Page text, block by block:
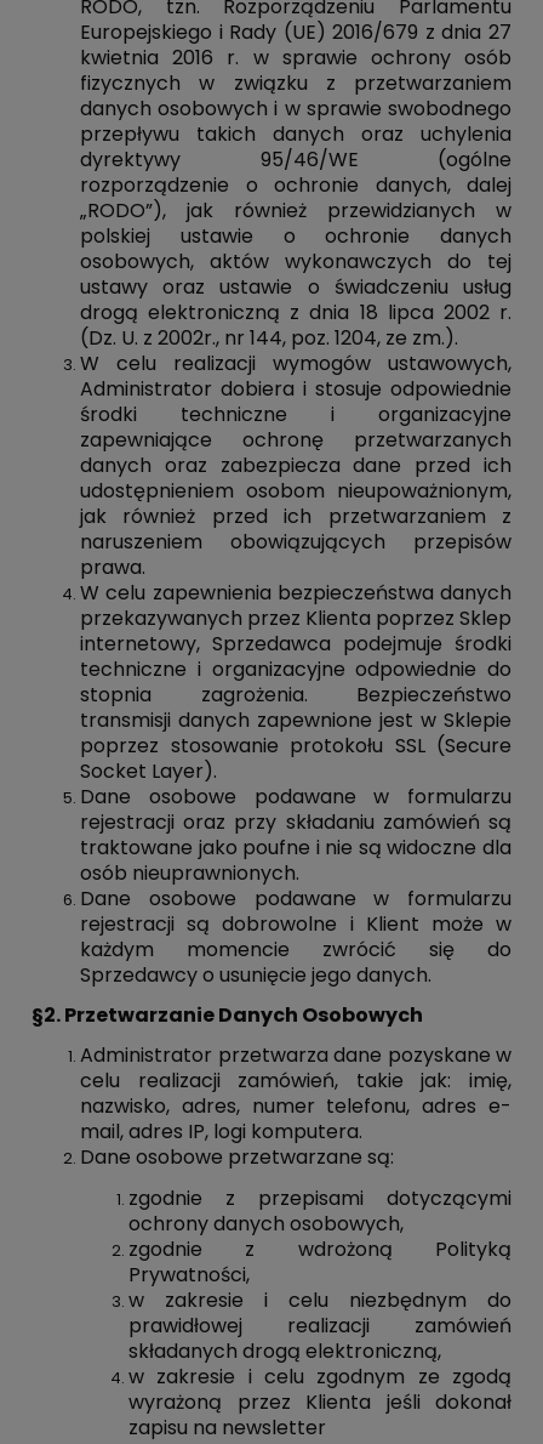
RODO, tzn. Rozporządzeniu Parlamentu
Europejskiego i Rady (UE) 2016/679 z dnia 27
kwietnia 2016 r. w sprawie ochrony osób
fizycznych w związku z przetwarzaniem
danych osobowych i w sprawie swobodnego
przepływu takich danych oraz uchylenia
dyrektywy 95/46/WE (ogólne
rozporządzenie o ochronie danych, dalej
„RODO”), jak również przewidzianych w
polskiej ustawie o ochronie danych
osobowych, aktów wykonawczych do tej
ustawy oraz ustawie o świadczeniu usług
drogą elektroniczną z dnia 18 lipca 2002 r.
(Dz. U. z 2002r., nr 144, poz. 1204, ze zm.).
W celu realizacji wymogów ustawowych,
Administrator dobiera i stosuje odpowiednie
środki techniczne i organizacyjne
zapewniające ochronę przetwarzanych
danych oraz zabezpiecza dane przed ich
udostępnieniem osobom nieupoważnionym,
jak również przed ich przetwarzaniem z
naruszeniem obowiązujących przepisów
prawa.
W celu zapewnienia bezpieczeństwa danych
przekazywanych przez Klienta poprzez Sklep
internetowy, Sprzedawca podejmuje środki
techniczne i organizacyjne odpowiednie do
stopnia zagrożenia. Bezpieczeństwo
transmisji danych zapewnione jest w Sklepie
poprzez stosowanie protokołu SSL (Secure
Socket Layer).
Dane osobowe podawane w formularzu
rejestracji oraz przy składaniu zamówień są
traktowane jako poufne i nie są widoczne dla
osób nieuprawnionych.
Dane osobowe podawane w formularzu
rejestracji są dobrowolne i Klient może w
każdym momencie zwrócić się do
Sprzedawcy o usunięcie jego danych.
§2. Przetwarzanie Danych Osobowych
Administrator przetwarza dane pozyskane w
celu realizacji zamówień, takie jak: imię,
nazwisko, adres, numer telefonu, adres e-
mail, adres IP, logi komputera.
Dane osobowe przetwarzane są:
zgodnie z przepisami dotyczącymi
ochrony danych osobowych,
zgodnie z wdrożoną Polityką
Prywatności,
w zakresie i celu niezbędnym do
prawidłowej realizacji zamówień
składanych drogą elektroniczną,
w zakresie i celu zgodnym ze zgodą
wyrażoną przez Klienta jeśli dokonał
zapisu na newsletter